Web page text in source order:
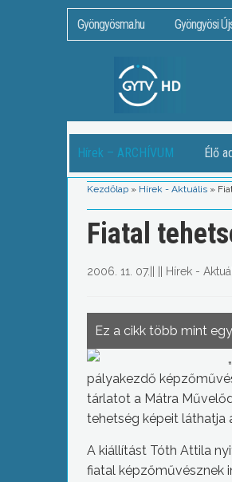
Gyöngyösma.hu Gyöngyösi
Hírek – ARCHÍVUM Élő
Kezdőlap » Hírek - Aktuális »
Fiatal
2006. 11. 07. Hírek -
Ez a cikk több mint
pályakezdő
tárlatot a Mátra
tehetség képeit láthatja
A kiállítást Tóth Attila
fiatal képzőművésznek